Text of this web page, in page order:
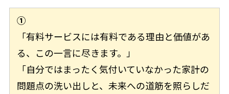
①
「有料サービスには有料である理由と価値があ
る、この一言に尽きます。」
「自分ではまったく気付いていなかった家計の
問題点の洗い出しと、未来への道筋を照らしだ